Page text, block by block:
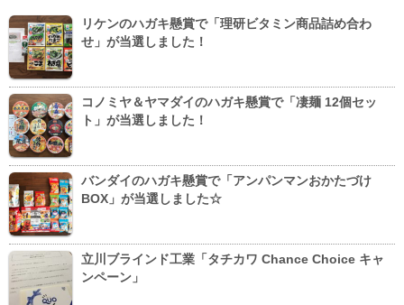
リケンのハガキ懸賞で「理研ビタミン商品詰め合わ
せ」が当選しました！
コノミヤ＆ヤマダイのハガキ懸賞で「凄麺 12個セッ
ト」が当選しました！
バンダイのハガキ懸賞で「アンパンマンおかたづけ
BOX」が当選しました☆
立川ブラインド工業「タチカワ Chance Choice キャ
ンペーン」